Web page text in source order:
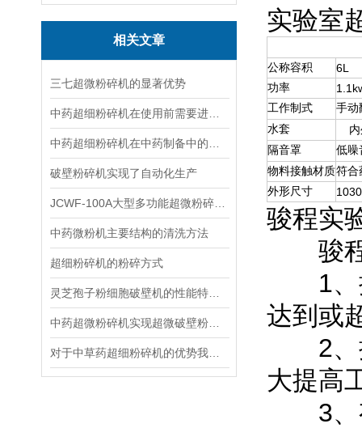
相关文章
三七超微粉碎机的显著优势
破壁粉碎机实现了自动化生产
中药微粉机主要结构的清洗方法
超细粉碎机的粉碎方式
实验室
公称容积 6L
功率
工作制式
手动
水套
隔音罩
低噪
物料接触材质符合
外形尺寸
骏程实
骏程
1、提
达到或
2、提
大提高
3、有